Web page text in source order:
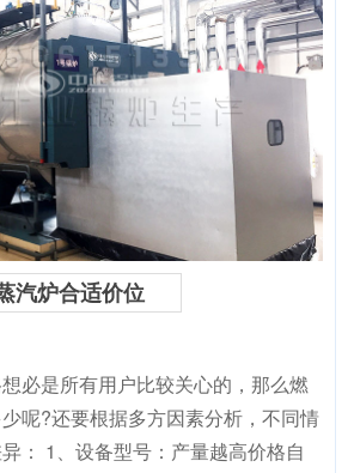
汽炉合适价位
必是所有用户比较关心的，那么燃
呢?还要根据多方因素分析，不同情
： 1、设备型号：产量越高价格自